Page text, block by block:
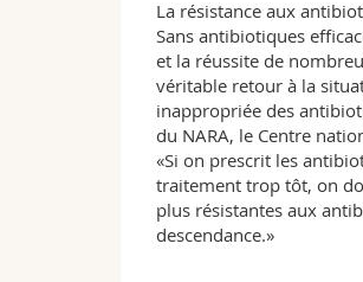
La résistance aux
Sans antibiotiques
et la réussite de
véritable retour à la
inappropriée des
du NARA, le Centre
«Si on prescrit les
traitement trop tôt, on
plus résistantes aux
descendance.»